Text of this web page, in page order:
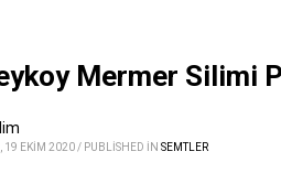
Mermer Silimi
19 EKIM 2020 / PUBLISHED IN SEMTLER